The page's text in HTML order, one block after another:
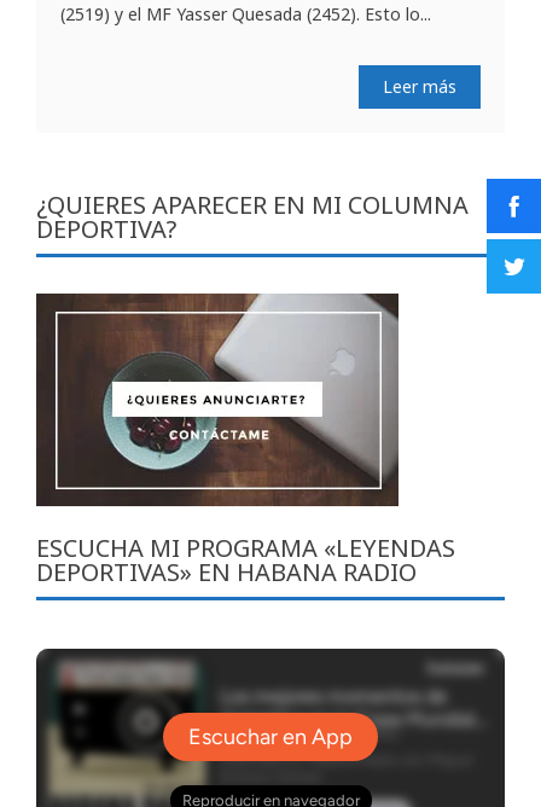
(2519) y el MF Yasser Quesada (2452). Esto lo...
Leer más
¿QUIERES APARECER EN MI COLUMNA
DEPORTIVA?
ESCUCHA MI PROGRAMA «LEYENDAS
DEPORTIVAS» EN HABANA RADIO